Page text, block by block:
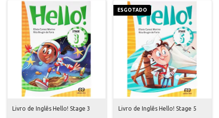
Livro de Inglês Hello! Stage 3
ESGOTADO
Livro de Inglês Hello! Stage 5